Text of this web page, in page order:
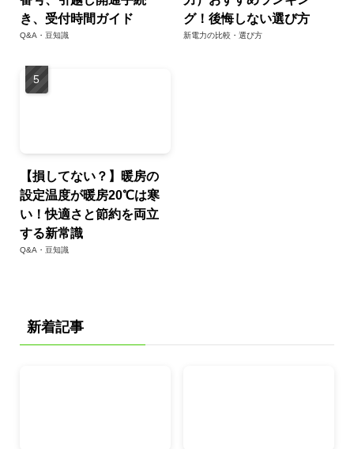
き、受付時間ガイド
Q&A・豆知識
グ！後悔しない選び方
新電力の比較・選び方
【損してない？】暖房の
設定温度が暖房20℃は寒
い！快適さと節約を両立
する新常識
Q&A・豆知識
新着記事